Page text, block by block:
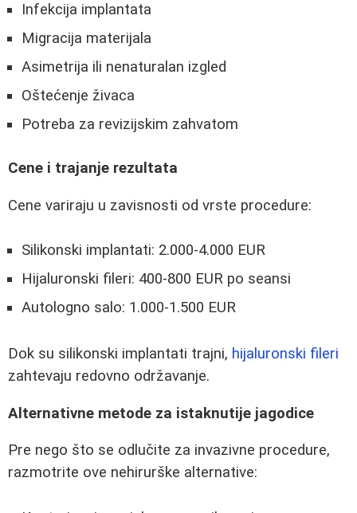
Infekcija implantata
Migracija materijala
Asimetrija ili nenaturalan izgled
Oštećenje živaca
Potreba za revizijskim zahvatom
Cene i trajanje rezultata
Cene variraju u zavisnosti od vrste procedure:
Silikonski implantati: 2.000-4.000 EUR
Hijaluronski fileri: 400-800 EUR po seansi
Autologno salo: 1.000-1.500 EUR
Dok su silikonski implantati trajni, hijaluronski fileri
zahtevaju redovno održavanje.
Alternativne metode za istaknutije jagodice
Pre nego što se odlučite za invazivne procedure,
razmotrite ove nehirurške alternative: